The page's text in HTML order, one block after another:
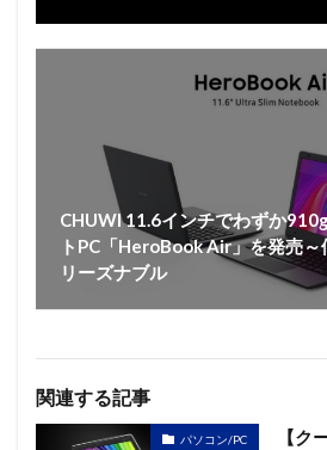
CHUWI 11.6インチでわずか
トPC「HeroBook Air」を発売～
リーズナブル
関連する記事
パソコン/PC
【ク